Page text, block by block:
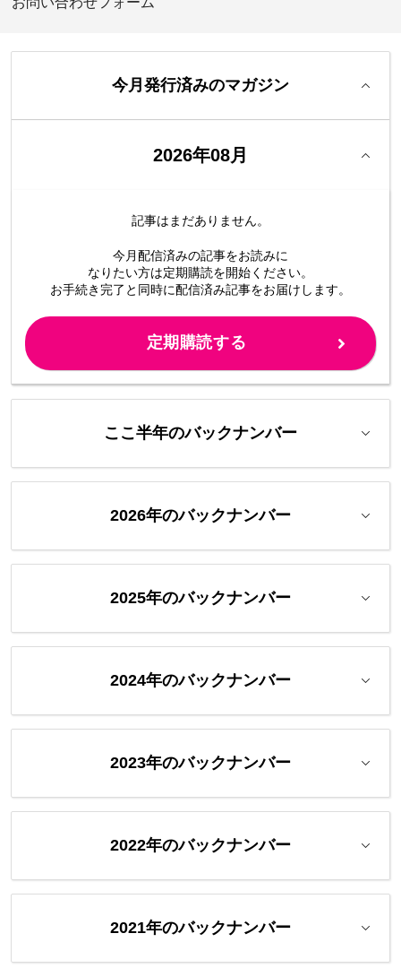
今月発行済みのマガジン
2026年08月
記事はまだありません。
今月配信済みの記事をお読みに
なりたい方は定期購読を開始ください。
お手続き完了と同時に配信済み記事をお届けします。
定期購読する
ここ半年のバックナンバー
2026年のバックナンバー
2025年のバックナンバー
2024年のバックナンバー
2023年のバックナンバー
2022年のバックナンバー
2021年のバックナンバー